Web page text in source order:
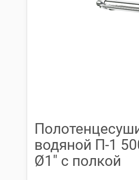
водяной П-1
Ø1″ с полкой